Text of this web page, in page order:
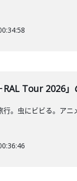
RAL Tour 2026
。虫にビビる。アニ